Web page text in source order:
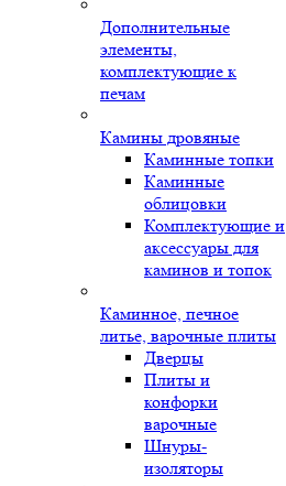
Дополнительные
элементы,
комплектующие к
печам
Камины дровяные
Каминные топки
Каминные
облицовки
Комплектующие и
аксессуары для
каминов и топок
Каминное, печное
литье, варочные плиты
Дверцы
Плиты и
конфорки
варочные
Шнуры-
изоляторы